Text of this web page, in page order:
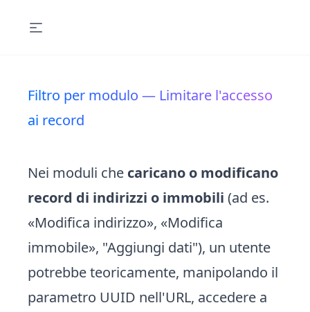
Filtro per modulo — Limitare l'accesso
ai record
Nei moduli che caricano o modificano
record di indirizzi o immobili (ad es.
«Modifica indirizzo», «Modifica
immobile», "Aggiungi dati"), un utente
potrebbe teoricamente, manipolando il
parametro UUID nell'URL, accedere a